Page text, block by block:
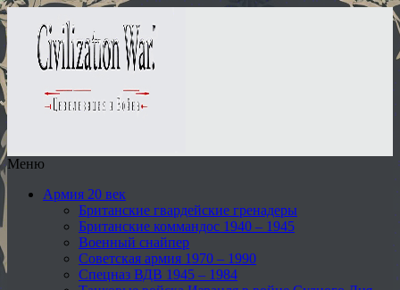
Меню
Армия 20 век
Британские гвардейские гренадеры
Британские коммандос 1940 – 1945
Военный снайпер
Советская армия 1970 – 1990
Спецназ ВДВ 1945 – 1984